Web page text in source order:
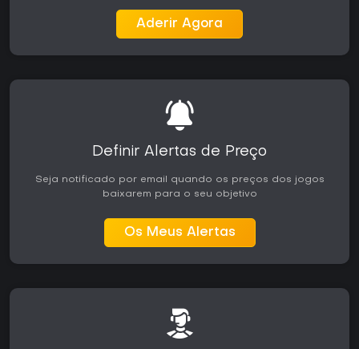
Aderir Agora
Definir Alertas de Preço
Seja notificado por email quando os preços dos jogos
baixarem para o seu objetivo
Os Meus Alertas